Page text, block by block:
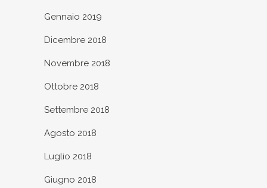
Gennaio 2019
Dicembre 2018
Novembre 2018
Ottobre 2018
Settembre 2018
Agosto 2018
Luglio 2018
Giugno 2018